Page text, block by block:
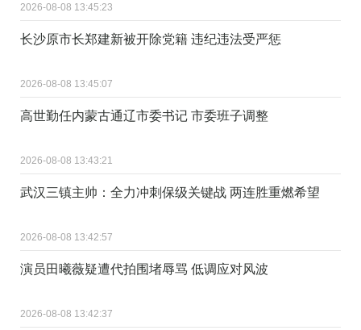
2026-08-08 13:45:23
长沙原市长郑建新被开除党籍 违纪违法受严惩
2026-08-08 13:45:07
高世勤任内蒙古通辽市委书记 市委班子调整
2026-08-08 13:43:21
武汉三镇主帅：全力冲刺保级关键战 两连胜重燃希望
2026-08-08 13:42:57
演员田曦薇疑遭代拍围堵辱骂 低调应对风波
2026-08-08 13:42:37